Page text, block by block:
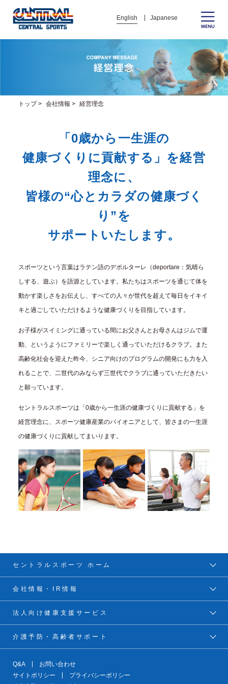
English Japanese
トップ> 会社情報 > 経営理念
「0歳から一生涯の
健康づくりに貢献する」を経営
理念に、
皆様の“心とカラダの健康づく
り”を
サポートいたします。
スポーツという言葉はラテン語のデポルターレ（deportare：気晴ら
しする、遊ぶ）を語源としています。私たちはスポーツを通じて体を
動かす楽しさをお伝えし、すべての人々が世代を超えて毎日をイキイ
キと過ごしていただけるような健康づくりを目指しています。
お子様がスイミングに通っている間にお父さんとお母さんはジムで運
動、というようにファミリーで楽しく通っていただけるクラブ。また
高齢化社会を迎えた昨今、シニア向けのプログラムの開発にも力を入
れることで、二世代のみならず三世代でクラブに通っていただきたい
と願っています。
セントラルスポーツは「0歳から一生涯の健康づくりに貢献する」を
経営理念に、スポーツ健康産業のパイオニアとして、皆さまの一生涯
の健康づくりに貢献してまいります。
セントラルスポーツ ホーム
会社情報・IR情報
法人向け健康支援サービス
介護予防・高齢者サポート
Q&A
お問い合わせ
サイトポリシー
プライバシーポリシー